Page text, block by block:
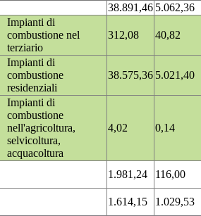
38.891,46 5.062,36
Impianti di
combustione nel
terziario
312,08 40,82
Impianti di
combustione
residenziali
38.575,36 5.021,40
Impianti di
combustione
nell'agricoltura,
selvicoltura,
acquacoltura
4,02 0,14
1.981,24
116,00
1.614,15
1.029,53